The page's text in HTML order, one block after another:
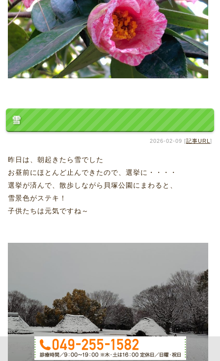
雪
2026-02-09 [記事URL ]
昨日は、朝起きたら雪でした
お昼前にほとんど止んできたので、選挙に・・・・
選挙が済んで、散歩しながら貝塚公園にまわると、
雪景色がステキ！
子供たちは元気ですね～